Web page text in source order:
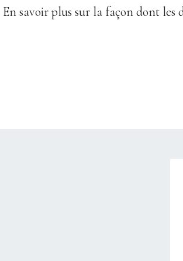
En savoir plus sur la façon dont les